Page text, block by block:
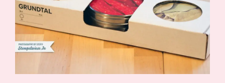
Angebote
Demonstrator werden
Blog
Gutscheine
Produkte erklärt
Über mich
Über Stampin’ Up!